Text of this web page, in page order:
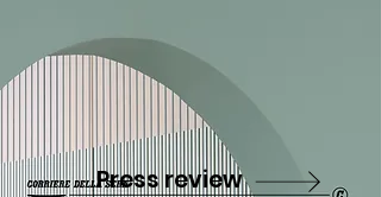
Press review